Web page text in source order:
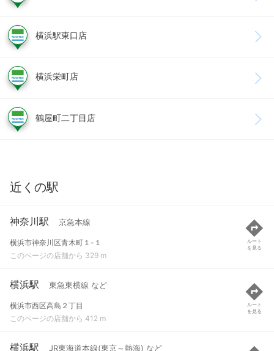
横浜駅東口店
横浜栄町店
鶴屋町二丁目店
近くの駅
神奈川駅 京急本線
横浜市神奈川区青木町１-１
このページの店舗から 329 m
ルート
を見る
横浜駅 東急東横線 など
横浜市西区高島２丁目
このページの店舗から 412 m
ルート
を見る
横浜駅 JR東海道本線(東京～熱海) など